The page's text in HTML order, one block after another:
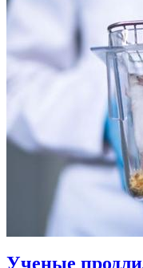
Ученые